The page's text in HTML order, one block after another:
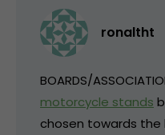
ronaltht
BOARDS/
motorcycle stands
chosen towards